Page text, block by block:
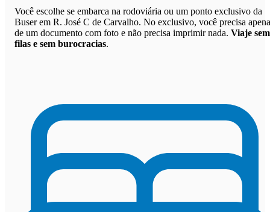
Você escolhe se embarca na rodoviária ou um ponto exclusivo da
Buser em R. José C de Carvalho. No exclusivo, você precisa
de um documento com foto e não precisa imprimir nada. Viaje sem
filas e sem burocracias.